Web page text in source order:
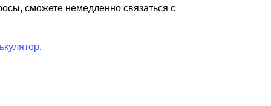
сможете немедленно связаться с
.